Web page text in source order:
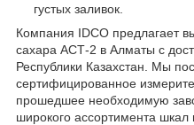
густых заливок.
Компания IDCO предлагает
сахара АСТ-2 в Алматы с
Республики Казахстан. Мы
сертифицированное
прошедшее необходимую
широкого ассортимента